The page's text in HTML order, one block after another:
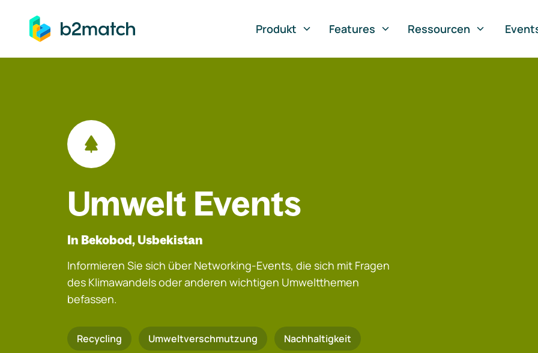
springen
Produkt
Features Ressourcen
Umwelt Events
In Bekobod, Usbekistan
Informieren Sie sich über Networking-Events, die sich mit Fragen
des Klimawandels oder anderen wichtigen Umweltthemen
befassen.
Recycling Umweltverschmutzung Nachhaltigkeit